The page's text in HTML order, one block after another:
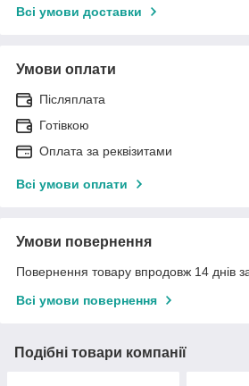
Всі умови доставки
Умови оплати
Післяплата
Готівкою
Оплата за реквізитами
Всі умови оплати
Умови повернення
Повернення товару впродовж 14 днів
Всі умови повернення
Подібні товари компанії